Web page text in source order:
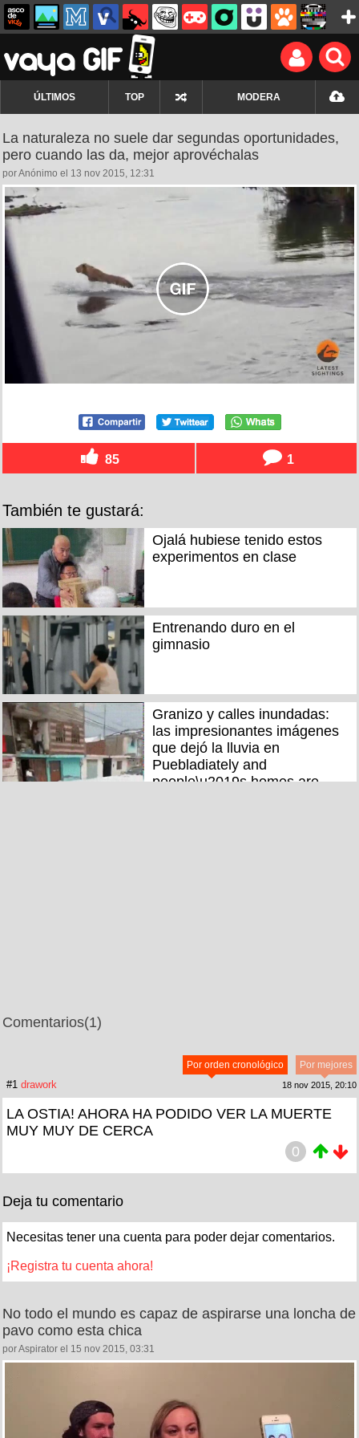
ÚLTIMOS TOP MODERA
La naturaleza no suele dar segundas oportunidades,
pero cuando las da, mejor aprovéchalas
por Anónimo el 13 nov 2015, 12:31
85 1
También te gustará:
Ojalá hubiese tenido estos
experimentos en clase
Entrenando duro en el
gimnasio
Granizo y calles inundadas:
las impresionantes imágenes
que dejó la lluvia en
Puebladiately and
people\u2019s homes are
Comentarios(1)
Por mejores
Por orden cronológico
#1 drawork 18 nov 2015, 20:10
LA OSTIA! AHORA HA PODIDO VER LA MUERTE
MUY MUY DE CERCA
0
Deja tu comentario
Necesitas tener una cuenta para poder dejar comentarios.
¡Registra tu cuenta ahora!
No todo el mundo es capaz de aspirarse una loncha de
pavo como esta chica
por Aspirator el 15 nov 2015, 03:31